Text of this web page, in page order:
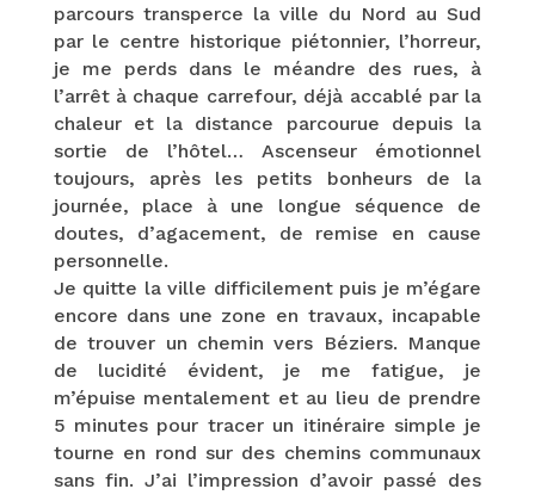
parcours transperce la ville du Nord au Sud
par le centre historique piétonnier, l’horreur,
je me perds dans le méandre des rues, à
l’arrêt à chaque carrefour, déjà accablé par la
chaleur et la distance parcourue depuis la
sortie de l’hôtel… Ascenseur émotionnel
toujours, après les petits bonheurs de la
journée, place à une longue séquence de
doutes, d’agacement, de remise en cause
personnelle.
Je quitte la ville difficilement puis je m’égare
encore dans une zone en travaux, incapable
de trouver un chemin vers Béziers. Manque
de lucidité évident, je me fatigue, je
m’épuise mentalement et au lieu de prendre
5 minutes pour tracer un itinéraire simple je
tourne en rond sur des chemins communaux
sans fin. J’ai l’impression d’avoir passé des